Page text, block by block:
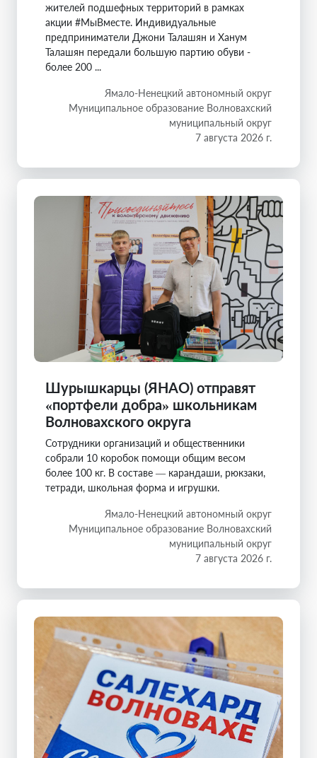
жителей подшефных территорий в рамках
акции #МыВместе. Индивидуальные
предприниматели Джони Талашян и Ханум
Талашян передали большую партию обуви -
более 200 ...
Ямало-Ненецкий автономный округ
Муниципальное образование Волновахский
муниципальный округ
7 августа 2026 г.
Шурышкарцы (ЯНАО) отправят
«портфели добра» школьникам
Волновахского округа
Сотрудники организаций и общественники
собрали 10 коробок помощи общим весом
более 100 кг. В составе — карандаши, рюкзаки,
тетради, школьная форма и игрушки.
Ямало-Ненецкий автономный округ
Муниципальное образование Волновахский
муниципальный округ
7 августа 2026 г.